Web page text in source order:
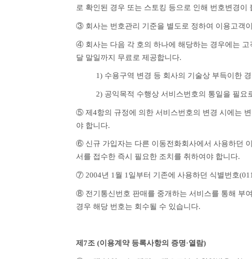
로 확인된 경우 또는 스토킹 등으로 인해 번호변경
③ 회사는 번호관리 기준을 별도로 정하여 이용고객
④ 회사는 다음 각 호의 하나에 해당하는 경우에는
달 말일까지 무료로 제공합니다.
1) 수용구역 변경 등 회사의 기술상 부득이한
2) 공익목적 수행상 서비스번호의 통일을 필요
⑤ 제4항의 규정에 의한 서비스번호의 변경 시에는
야 합니다.
⑥ 신규 가입자는 다른 이동전화회사에서 사용하던
서를 접수한 즉시 필요한 조치를 취하여야 합니다.
⑦ 2004년 1월 1일부터 기존에 사용하던 식별번호
⑧ 전기통신번호 판매를 중개하는 서비스를 통해 부
경우 해당 번호는 회수될 수 있습니다.
제7조 (이용계약 등록사항의 증명·열람)